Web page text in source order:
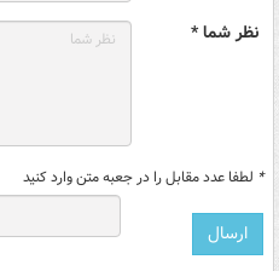
نظر شما *
* لطفا عدد مقابل را در جعبه متن وارد کنید